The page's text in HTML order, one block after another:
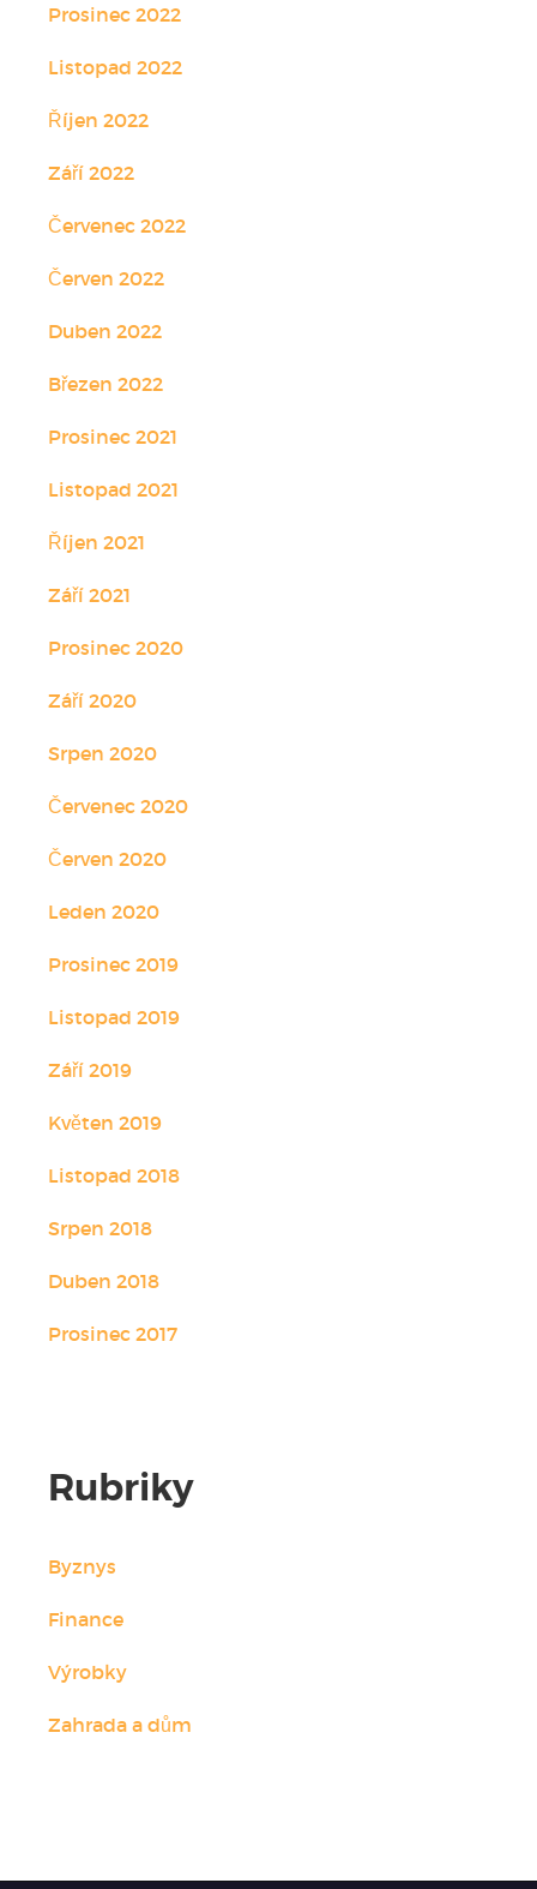
Prosinec 2022
Listopad 2022
Říjen 2022
Září 2022
Červenec 2022
Červen 2022
Duben 2022
Březen 2022
Prosinec 2021
Listopad 2021
Říjen 2021
Září 2021
Prosinec 2020
Září 2020
Srpen 2020
Červenec 2020
Červen 2020
Leden 2020
Prosinec 2019
Listopad 2019
Září 2019
Květen 2019
Listopad 2018
Srpen 2018
Duben 2018
Prosinec 2017
Rubriky
Byznys
Finance
Výrobky
Zahrada a dům